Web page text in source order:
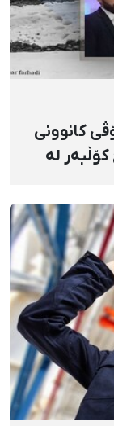
کانوونی
لە